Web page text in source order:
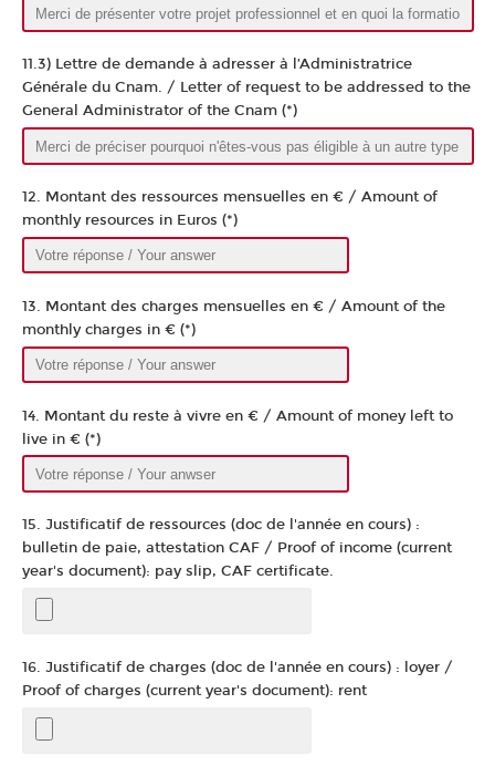
11.3) Lettre de demande à adresser à l’Administratrice
Générale du Cnam. / Letter of request to be addressed to the
General Administrator of the Cnam (*)
12. Montant des ressources mensuelles en € / Amount of
monthly resources in Euros (*)
13. Montant des charges mensuelles en € / Amount of the
monthly charges in € (*)
14. Montant du reste à vivre en € / Amount of money left to
live in € (*)
15. Justificatif de ressources (doc de l'année en cours) :
bulletin de paie, attestation CAF / Proof of income (current
year's document): pay slip, CAF certificate.
16. Justificatif de charges (doc de l'année en cours) : loyer /
Proof of charges (current year's document): rent